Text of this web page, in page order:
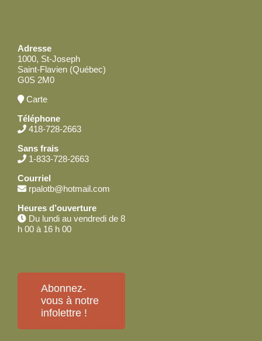
Adresse
1000, St-Joseph
Saint-Flavien (Québec)
G0S 2M0
Carte
Téléphone
418-728-2663
Sans frais
1-833-728-2663
Courriel
rpalotb@hotmail.com
Heures d’ouverture
Du lundi au vendredi de 8
h 00 à 16 h 00
Abonnez-
vous à notre
infolettre !